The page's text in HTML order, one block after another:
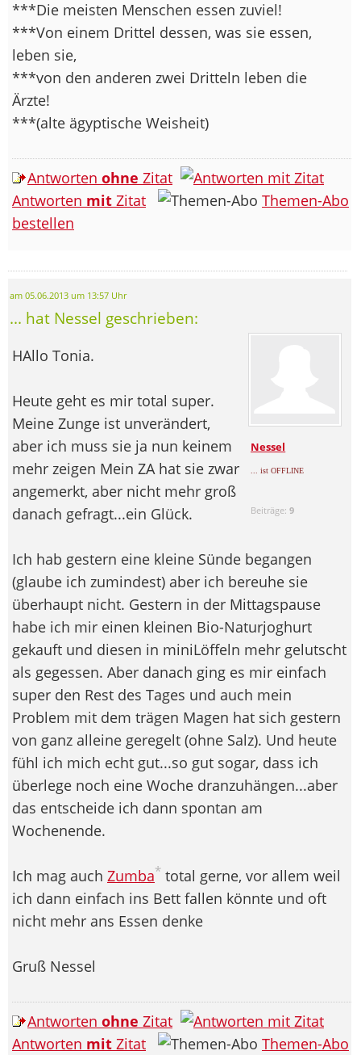
***Die meisten Menschen essen zuviel!
***Von einem Drittel dessen, was sie essen,
leben sie,
***von den anderen zwei Dritteln leben die
Ärzte!
***(alte ägyptische Weisheit)
Antworten ohne Zitat
Antworten mit Zitat
Themen-Abo
bestellen
am 05.06.2013 um 13:57 Uhr
... hat Nessel geschrieben:
Nessel
... ist OFFLINE
Beiträge:9
HAllo Tonia.
Heute geht es mir total super.
Meine Zunge ist unverändert,
aber ich muss sie ja nun keinem
mehr zeigen Mein ZA hat sie zwar
angemerkt, aber nicht mehr groß
danach gefragt...ein Glück.
Ich hab gestern eine kleine Sünde begangen
(glaube ich zumindest) aber ich bereuhe sie
überhaupt nicht. Gestern in der Mittagspause
habe ich mir einen kleinen Bio-Naturjoghurt
gekauft und diesen in miniLöffeln mehr gelutscht
als gegessen. Aber danach ging es mir einfach
super den Rest des Tages und auch mein
Problem mit dem trägen Magen hat sich gestern
von ganz alleine geregelt (ohne Salz). Und heute
fühl ich mich echt gut...so gut sogar, dass ich
überlege noch eine Woche dranzuhängen...aber
das entscheide ich dann spontan am
Wochenende.
Ich mag auch Zumba* total gerne, vor allem weil
ich dann einfach ins Bett fallen könnte und oft
nicht mehr ans Essen denke
Gruß Nessel
Antworten ohne Zitat
Antworten mit Zitat
Themen-Abo